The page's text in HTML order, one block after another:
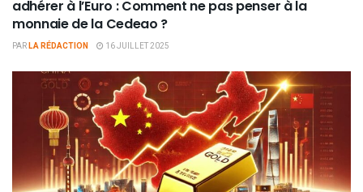
adhérer à l’Euro : Comment ne pas penser à la
monnaie de la Cedeao ?
PARLA RÉDACTION 16 JUILLET 2025